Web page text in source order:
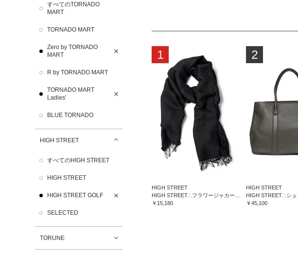
すべてのTORNADO
MART
TORNADO MART
Zero by TORNADO
MART
R by TORNADO MART
TORNADO MART
Ladies'
BLUE TORNADO
HIGH STREET
すべてのHIGH STREET
HIGH STREET
HIGH STREET GOLF
SELECTED
TORUNE
1
HIGH STREET
￥15,180
2
HIGH STREET
￥45,100